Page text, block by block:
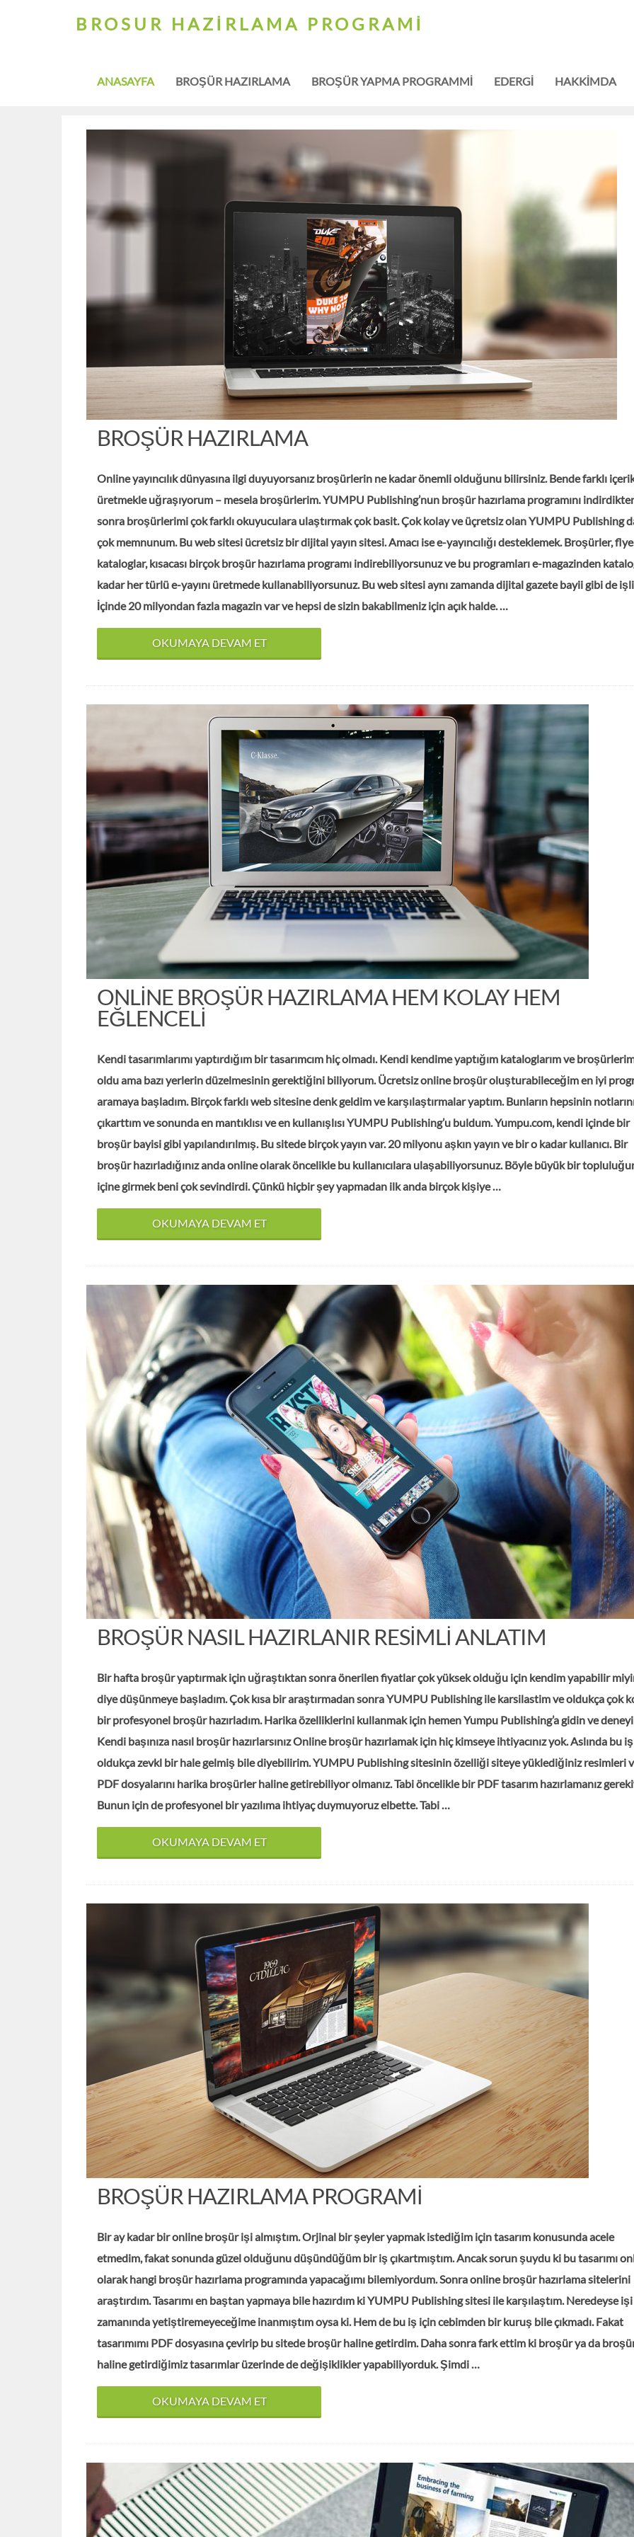
BROSUR HAZIRLAMA PROGRAMI
ANASAYFA BROŞÜR HAZIRLAMA BROŞÜR YAPMA PROGRAMMI EDERGI HAKKIMDA
BROŞÜR HAZIRLAMA
Online yayıncılık dünyasına ilgi duyuyorsanız broşürlerin ne kadar önemli olduğunu bilirsiniz. Bende farklı
üretmekle uğraşıyorum – mesela broşürlerim. YUMPU Publishing’nun broşür hazırlama programını
sonra broşürlerimi çok farklı okuyuculara ulaştırmak çok basit. Çok kolay ve üçretsiz olan YUMPU Publishing
çok memnunum. Bu web sitesi ücretsiz bir dijital yayın sitesi. Amacı ise e-yayıncılığı desteklemek. Broşürler,
kataloglar, kısacası birçok broşür hazırlama programı indirebiliyorsunuz ve bu programları e-magazinden
kadar her türlü e-yayını üretmede kullanabiliyorsunuz. Bu web sitesi aynı zamanda dijital gazete bayii gibi de
İçinde 20 milyondan fazla magazin var ve hepsi de sizin bakabilmeniz için açık halde. …
OKUMAYA DEVAM ET
ONLINE BROŞÜR HAZIRLAMA HEM KOLAY HEM
EĞLENCELI
Kendi tasarımlarımı yaptırdığım bir tasarımcım hiç olmadı. Kendi kendime yaptığım kataloglarım ve
oldu ama bazı yerlerin düzelmesinin gerektiğini biliyorum. Ücretsiz online broşür oluşturabileceğim en iyi
aramaya başladım. Birçok farklı web sitesine denk geldim ve karşılaştırmalar yaptım. Bunların hepsinin
çıkarttım ve sonunda en mantıklısı ve en kullanışlısı YUMPU Publishing’u buldum. Yumpu.com, kendi içinde bir
broşür bayisi gibi yapılandırılmış. Bu sitede birçok yayın var. 20 milyonu aşkın yayın ve bir o kadar kullanıcı. Bir
broşür hazırladığınız anda online olarak öncelikle bu kullanıcılara ulaşabiliyorsunuz. Böyle büyük bir
içine girmek beni çok sevindirdi. Çünkü hiçbir şey yapmadan ilk anda birçok kişiye …
OKUMAYA DEVAM ET
BROŞÜR NASIL HAZIRLANIR RESIMLI ANLATIM
Bir hafta broşür yaptırmak için uğraştıktan sonra önerilen fiyatlar çok yüksek olduğu için kendim yapabilir
diye düşünmeye başladım. Çok kısa bir araştırmadan sonra YUMPU Publishing ile karsilastim ve oldukça çok
bir profesyonel broşür hazırladım. Harika özelliklerini kullanmak için hemen Yumpu Publishing’a gidin ve
Kendi başınıza nasıl broşür hazırlarsınız Online broşür hazırlamak için hiç kimseye ihtiyacınız yok. Aslında bu iş
oldukça zevkl bir hale gelmiş bile diyebilirim. YUMPU Publishing sitesinin özelliği siteye yüklediğiniz resimleri
PDF dosyalarını harika broşürler haline getirebiliyor olmanız. Tabi öncelikle bir PDF tasarım hazırlamanız
Bunun için de profesyonel bir yazılıma ihtiyaç duymuyoruz elbette. Tabi …
OKUMAYA DEVAM ET
BROŞÜR HAZIRLAMA PROGRAMI
Bir ay kadar bir online broşür işi almıştım. Orjinal bir şeyler yapmak istediğim için tasarım konusunda acele
etmedim, fakat sonunda güzel olduğunu düşündüğüm bir iş çıkartmıştım. Ancak sorun şuydu ki bu tasarımı
olarak hangi broşür hazırlama programında yapacağımı bilemiyordum. Sonra online broşür hazırlama sitelerini
araştırdım. Tasarımı en baştan yapmaya bile hazırdım ki YUMPU Publishing sitesi ile karşılaştım. Neredeyse işi
zamanında yetiştiremeyeceğime inanmıştım oysa ki. Hem de bu iş için cebimden bir kuruş bile çıkmadı. Fakat
tasarımımı PDF dosyasına çevirip bu sitede broşür haline getirdim. Daha sonra fark ettim ki broşür ya da
haline getirdiğimiz tasarımlar üzerinde de değişiklikler yapabiliyorduk. Şimdi …
OKUMAYA DEVAM ET